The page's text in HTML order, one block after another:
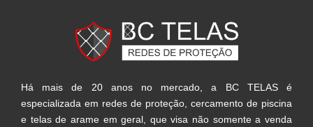
Há mais de 20 anos no mercado, a BC TELAS é
especializada em redes de proteção, cercamento de piscina
e telas de arame em geral, que visa não somente a venda